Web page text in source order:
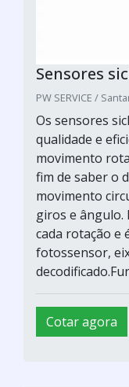
Sensores
PW SERVICE /
Os sensores
qualidade e
movimento
fim de saber o
movimento
giros e ângulo.
cada rotação e
fotossensor,
Cotar agora